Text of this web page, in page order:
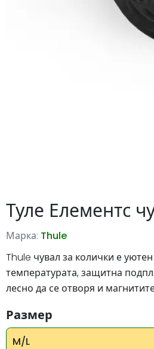
Туле Елементс
Марка: Thule
Thule чувал за колички е
температурата, защитна
лесно да се отворя и
Размер
M/L